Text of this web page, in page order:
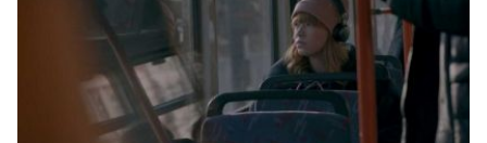
náročných životních situací.